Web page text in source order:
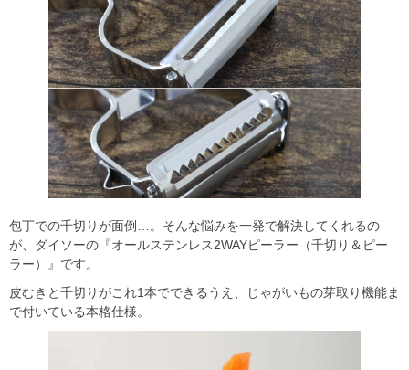
包丁での千切りが面倒…。そんな悩みを一発で解決してくれるの
が、ダイソーの『オールステンレス2WAYピーラー（千切り＆ピー
ラー）』です。
皮むきと千切りがこれ1本でできるうえ、じゃがいもの芽取り機能ま
で付いている本格仕様。